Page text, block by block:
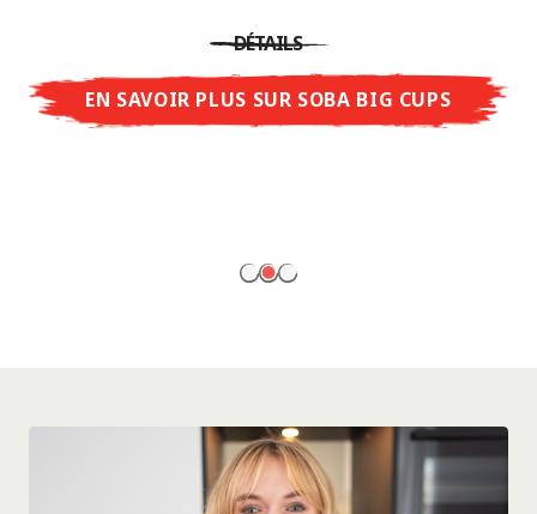
Yuzu, épicé et relevé avec Spicy Miso, ou
crémeux et gourmand avec Tonkotsu. Le goût
authentique du restaurant – à savourer chez
DÉTAILS
EN SAVOIR PLUS SUR SOBA BIG CUPS
expérience gustative asiatique authentique.
DÉTAILS